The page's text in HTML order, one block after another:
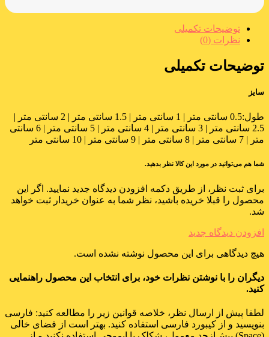
توضیحات تکمیلی
نظرات (0)
توضیحات تکمیلی
سایز
طول:
0.5 سانتی متر | 1 سانتی متر | 1.5 سانتی متر | 2 سانتی متر |
2.5 سانتی متر | 3 سانتی متر | 4 سانتی متر | 5 سانتی متر | 6 سانتی
متر | 7 سانتی متر | 8 سانتی متر | 9 سانتی متر | 10 سانتی متر
شما هم می‌توانید در مورد این کالا نظر بدهید.
برای ثبت نظر، از طریق دکمه افزودن دیدگاه جدید نمایید. اگر این
محصول را قبلا خریده باشید، نظر شما به عنوان خریدار ثبت خواهد
شد.
افزودن دیدگاه جدید
هیچ دیدگاهی برای این محصول نوشته نشده است.
دیگران را با نوشتن نظرات خود، برای انتخاب این محصول راهنمایی
کنید.
لطفا پیش از ارسال نظر، خلاصه قوانین زیر را مطالعه کنید: فارسی
بنویسید و از کیبورد فارسی استفاده کنید. بهتر است از فضای خالی